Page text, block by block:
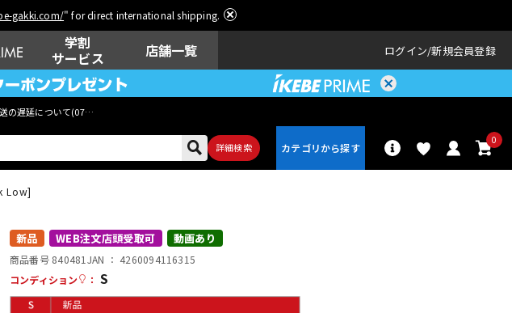
gakki.com/" for direct international shipping.
学割
サービス
店舗一覧 ログイン 新規会員登録
の遅延について(07月29日
詳細検索
0
ウクレレ ドラム
その他楽器
Low]
新品 WEB注文店頭受取可 動画あり
商品番号 840481 JAN ： 4260094116315
コンディション
： S